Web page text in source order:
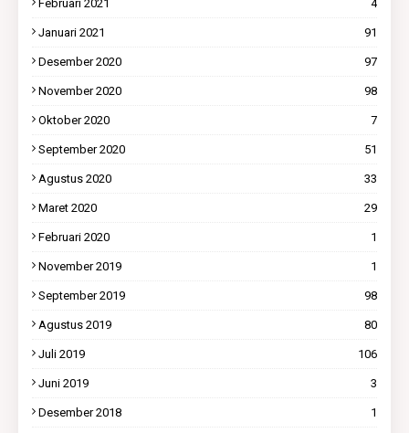
Februari 2021 4
Januari 2021 91
Desember 2020 97
November 2020 98
Oktober 2020 7
September 2020 51
Agustus 2020 33
Maret 2020 29
Februari 2020 1
November 2019 1
September 2019 98
Agustus 2019 80
Juli 2019 106
Juni 2019 3
Desember 2018 1